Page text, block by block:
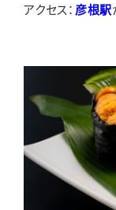
アクセス： 彦根駅